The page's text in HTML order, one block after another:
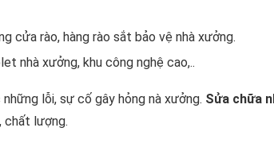
cửa rào, hàng rào sắt bảo vệ nhà xưởng.
nhà xưởng, khu công nghệ cao,..
lỗi, sự cố gây hỏng nà xưởng. Sửa chữa
, chất lượng.